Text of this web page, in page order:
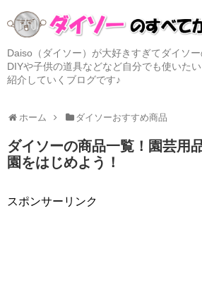
Daiso（ダイソー）が大好きすぎてダイソ
DIYや子供の道具などなど自分でも使いた
紹介していくブログです♪
ホーム ダイソーおすすめ商品
ダイソーの商品一覧！園芸用
園をはじめよう！
スポンサーリンク